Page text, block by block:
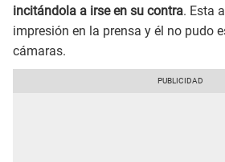
incitándola a irse en su contra. Esta
impresión en la prensa y él no pudo
cámaras.